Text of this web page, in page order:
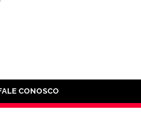
CONOSCO